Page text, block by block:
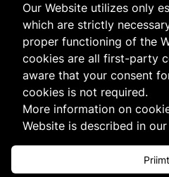
Our Website utilizes only
which are strictly
proper functioning of the
cookies are all first-party
aware that your consent
cookies is not required.
More information on
Website is described in our
E-mail
Tel. +370 5 250 6141
Įm. k. 303195010
PVM: LT100008172616
FacebookLinkedIn
Slapukųirprivatumo